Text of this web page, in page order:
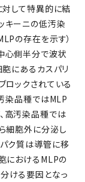
対して特異的に結
キーニの低汚染
の存在を示す）
心側半分で波状
にあるカスパリ
ロックされている
染品種ではMLP
高汚染品種では
細胞外に分泌し
ク質は導管に移
におけるMLPの
ける要因となっ